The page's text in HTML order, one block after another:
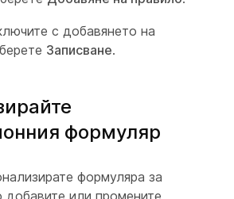
с добавянето на
Записване.
формуляр
формуляра за
добавите или промените